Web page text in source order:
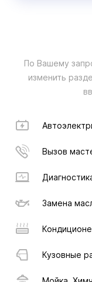
По Вашему
изменить
Вызов
Замена
Кузовные